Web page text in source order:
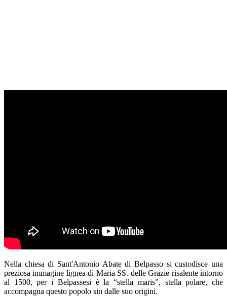
Nella chiesa di Sant'Antonio Abate di Belpasso si custodisce una
preziosa immagine lignea di Maria SS. delle Grazie risalente intorno
al 1500, per i Belpassesi è la “stella maris”, stella polare, che
accompagna questo popolo sin dalle suo origini.